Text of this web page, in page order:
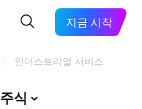
지금 시작
인더스트리얼 서비스
주식